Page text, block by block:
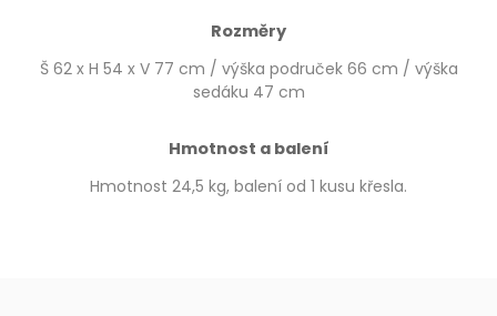
Rozměry
Š 62 x H 54 x V 77 cm / výška područek 66 cm / výška
sedáku 47 cm
Hmotnost a balení
Hmotnost 24,5 kg, balení od 1 kusu křesla.